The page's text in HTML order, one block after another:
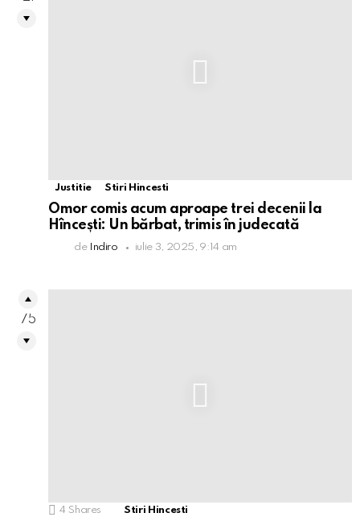
Justitie Stiri Hincesti
Omor comis acum aproape trei decenii la
Hîncești: Un bărbat, trimis în judecată
de Indiro iulie 3, 2025, 9:14 am
4 Shares Stiri Hincesti
75